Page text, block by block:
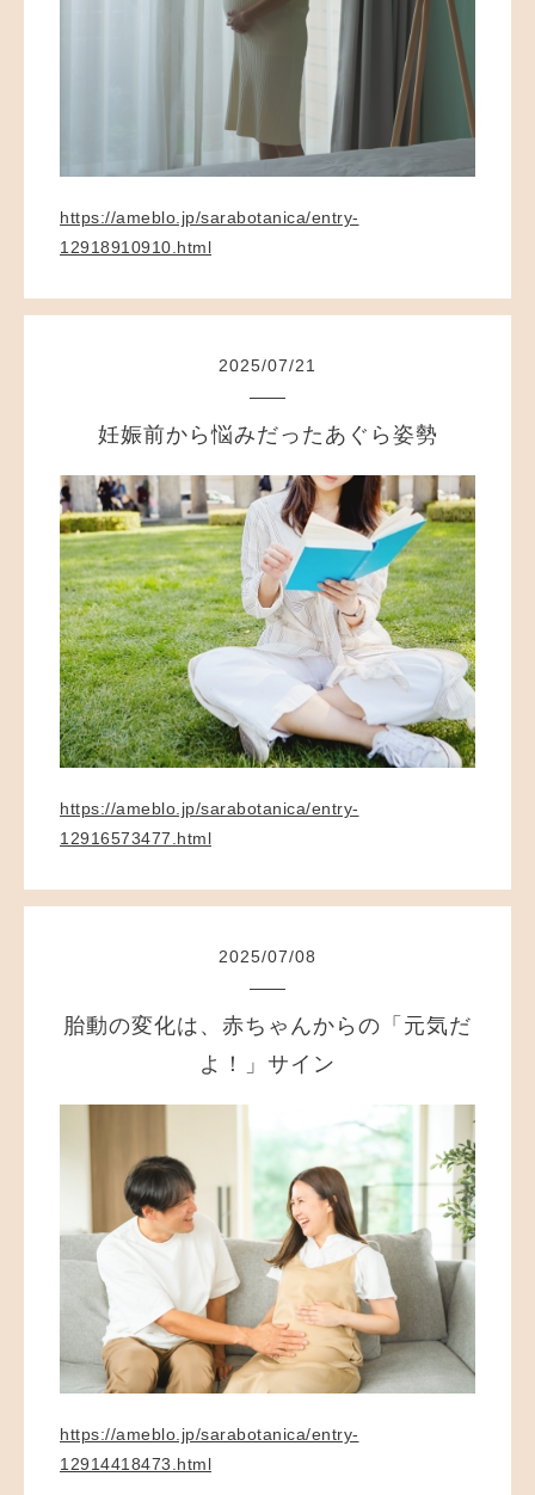
https://ameblo.jp/sarabotanica/entry-
12918910910.html
2025/07/21
妊娠前から悩みだったあぐら姿勢
https://ameblo.jp/sarabotanica/entry-
12916573477.html
2025/07/08
胎動の変化は、赤ちゃんからの「元気だ
よ！」サイン
https://ameblo.jp/sarabotanica/entry-
12914418473.html